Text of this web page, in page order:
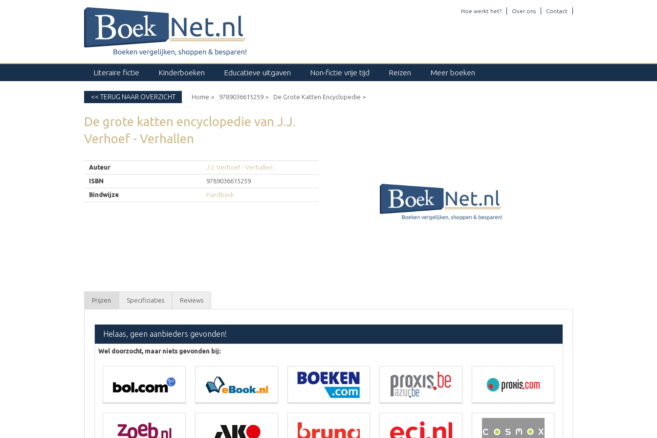
Hoe werkt het? Over ons Contact
Literaire fictie Kinderboeken Educatieve uitgaven Non-fictie vrije tijd Reizen Meer boeken
<< TERUG NAAR OVERZICHT Home > 9789036615259 > De Grote Katten Encyclopedie >
De grote katten encyclopedie van J.J.
Verhoef - Verhallen
Auteur
J.J. Verhoef - Verhallen
ISBN
9789036615259
Bindwijze
Hardback
Prijzen Specificiaties Reviews
Helaas, geen aanbieders gevonden!
Wel doorzocht, maar niets gevonden bij: